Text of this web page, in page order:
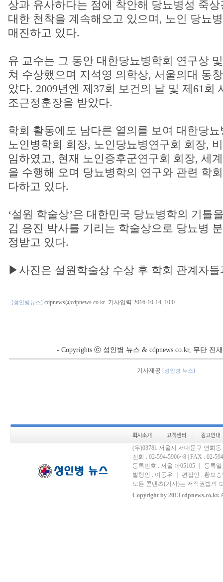
상과 유사하다는 점에 착안해 당뇨병성 죽
대한 천착을 계속해오고 있으며, 노인 당뇨
매진하고 있다.
유 교수는 그 동안 대한당뇨병학회 연구상
쳐 수상했으며 지석영 의학상, 서울의대 동
았다. 2009년엔 제37회 보건의 날 및 제61회
조근정훈장을 받았다.
학회 활동에도 남다른 열의를 보여 대한당
노인병학회 회장, 노인당뇨병연구회 회장,
임하였고, 현재 노인증후군연구회 회장, 세
을 수행해 오며 당뇨병학의 연구와 관련 학
다하고 있다.
‘설원 학술상’은 대한민국 당뇨병학의 기틀
김 응진 박사를 기리는 학술상으로 당뇨병
정받고 있다.
▶사진은 설원학술상 수상 후 학회 관계자들
[성인병뉴스] cdpnews@cdpnews.co.kr기사입력 2016-10-14, 10:0
- Copyrights ⓒ 성인병 뉴스 & cdpnews.co.kr, 무단 전
기사제공 [성인병 뉴스]
(우)03781 서울시 서대문구 연희
전화 : 02-594-5906~8 | FAX : 02-
등록번호 : 서울 아05105 ｜ 등록
발행인 : 이동우 ｜ 편집인 : 황보
모든 콘텐츠(기사)는 저작권법의
Copyright by 2013 cdpnews.co.kr.